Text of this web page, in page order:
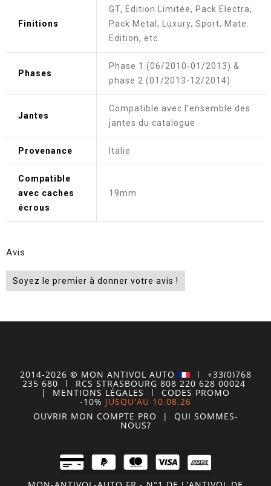
Finitions
GT, Edition Limitée, Pack Electra,
Pack Metal, Luxury, Sport, Mate
Edition, etc.
Phases
Phase 1 (06/2010-01/2013) &
phase 2 (01/2013-12/2014)
Jantes
Compatible avec l'ensemble des
jantes du catalogue
Provenance Italie
Compatible
avec caches
écrous
19mm
Avis
Soyez le premier à donner votre avis !
2014-2026 © MON ANTIVOL AUTO | +33(0)768
235 680 | RCS STRASBOURG 808 220 628 00024
| MENTIONS LÉGALES | CODES PROMO
-10% JUSQU'AU 10.08.26
OUVRIR MON COMPTE PRO | QUI SOMMES-
NOUS?